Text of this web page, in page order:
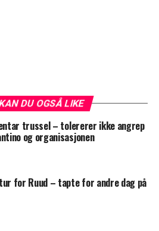
DU OGSÅ LIKE
trussel – tolererer ikke angrep
og organisasjonen
for Ruud – tapte for andre dag på